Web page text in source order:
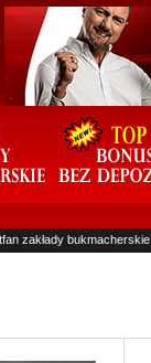
zakłady bukmacherskie